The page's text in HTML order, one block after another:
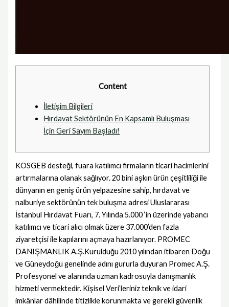
Content
İletişim Bilgileri
Hırdavat Sektörünün En Kapsamlı Buluşması
İçin Geri Sayım Başladı!
KOSGEB desteği, fuara katılımcı firmaların ticari hacimlerini
artırmalarına olanak sağlıyor. 20 bini aşkın ürün çeşitliliği ile
dünyanın en geniş ürün yelpazesine sahip, hırdavat ve
nalburiye sektörünün tek buluşma adresi Uluslararası
İstanbul Hırdavat Fuarı, 7. Yılında 5.000 ‘in üzerinde yabancı
katılımcı ve ticari alıcı olmak üzere 37.000’den fazla
ziyaretçisi ile kapılarını açmaya hazırlanıyor. PROMEC
DANIŞMANLIK A.Ş.Kurulduğu 2010 yılından itibaren Doğu
ve Güneydoğu genelinde adını gururla duyuran Promec A.Ş.
Profesyonel ve alanında uzman kadrosuyla danışmanlık
hizmeti vermektedir. Kişisel Veri’leriniz teknik ve idari
imkânlar dâhilinde titizlikle korunmakta ve gerekli güvenlik